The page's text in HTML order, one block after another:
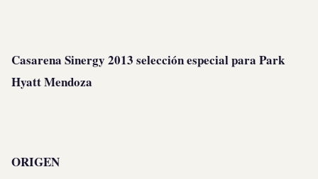
Casarena Sinergy 2013 selección especial para Park
Hyatt Mendoza
ORIGEN